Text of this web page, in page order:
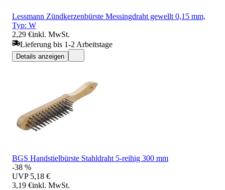
Lessmann Zündkerzenbürste Messingdraht gewellt 0,15 mm,
Typ: W
2,29 €inkl. MwSt.
Lieferung bis 1-2 Arbeitstage
Details anzeigen
BGS Handstielbürste Stahldraht 5-reihig 300 mm
-38 %
UVP 5,18 €
3,19 €inkl. MwSt.